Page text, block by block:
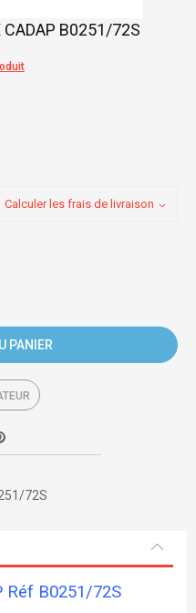
CADAP B0251/72S
Calculer les frais de livraison
PANIER
72S
Réf B0251/72S